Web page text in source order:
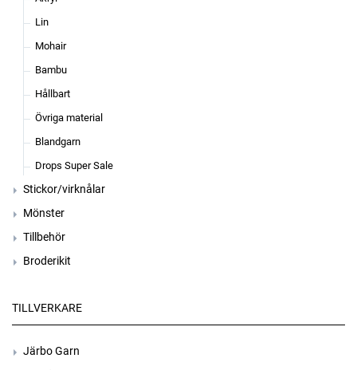
Lin
Mohair
Bambu
Hållbart
Övriga material
Blandgarn
Drops Super Sale
Stickor/virknålar
Mönster
Tillbehör
Broderikit
TILLVERKARE
Järbo Garn